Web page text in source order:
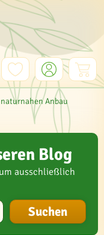
Anbau
Blog
ausschließlich